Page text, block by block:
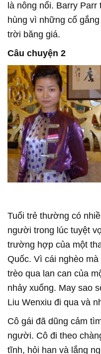
là nông nổi. Barry
hùng vì những cố
trời băng giá.
Câu chuyện 2
Tuổi trẻ thường có
người trong lúc tuyệt
trường hợp của một
Quốc. Vì cái nghèo
trèo qua lan can của
nhảy xuống. May sao
Liu Wenxiu đi qua và
Cô gái đã dũng cảm
người. Cô đi theo
tĩnh, hỏi han và lắng